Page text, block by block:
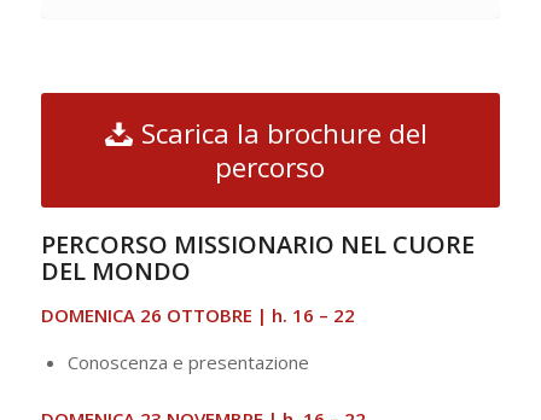
Scarica la brochure del
percorso
PERCORSO MISSIONARIO NEL CUORE
DEL MONDO
DOMENICA 26 OTTOBRE | h. 16 – 22
Conoscenza e presentazione